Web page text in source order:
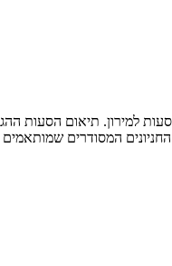
למירון. תיאום הסעות
המסודרים